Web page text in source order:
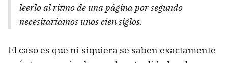
leerlo al ritmo de una página por segundo
necesitaríamos unos cien siglos.
El caso es que ni siquiera se saben exactamente